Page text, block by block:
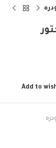
Add to